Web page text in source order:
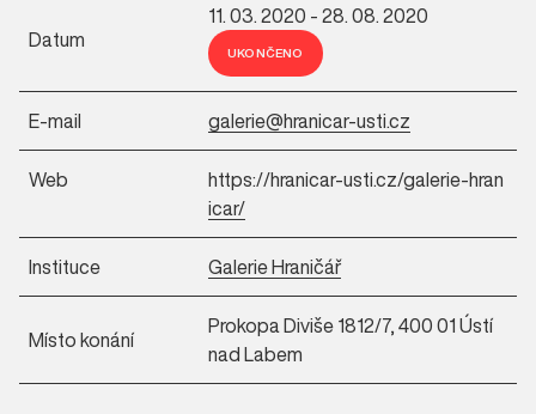
Datum
11. 03. 2020 - 28. 08. 2020
UKONČENO
E-mail galerie@hranicar-usti.cz
Web
https://hranicar-usti.cz/galerie-hran
icar/
Instituce Galerie Hraničář
Místo konání
Prokopa Diviše 1812/7, 400 01 Ústí
nad Labem